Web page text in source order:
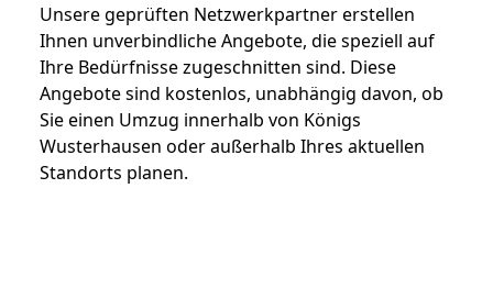
Unsere geprüften Netzwerkpartner erstellen
Ihnen unverbindliche Angebote, die speziell auf
Ihre Bedürfnisse zugeschnitten sind. Diese
Angebote sind kostenlos, unabhängig davon, ob
Sie einen Umzug innerhalb von Königs
Wusterhausen oder außerhalb Ihres aktuellen
Standorts planen.